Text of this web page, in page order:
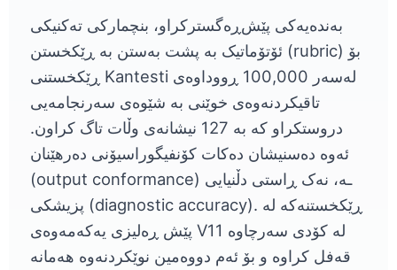
بەندەیەکی پێش‌ڕەگسترکراو، بنچمارکی تەکنیکی
ئۆتۆماتیک بە پشت بەستن بە ڕێکخستن (rubric) بۆ
ڕێکخستنی Kantesti لەسەر 100,000 ڕووداوەی
تاقیکردنەوەی خوێنی بە شێوەی سەرنجامەیی
دروستکراو کە بە 127 نیشانەی وڵات تاگ کراون.
ئەوە دەسنیشان دەکات کۆنفیگوراسیۆنی دەرهێنان
(output conformance) ـە، نەک ڕاستی دڵنیایی
پزیشکی (diagnostic accuracy). ڕێکخستنەکە لە
پێش ڕەلیزی یەکەمەوەی V11 لە کۆدی سەرچاوە
قەفل کراوە و بۆ ئەم دووەمین نوێکردنەوە هەمانە